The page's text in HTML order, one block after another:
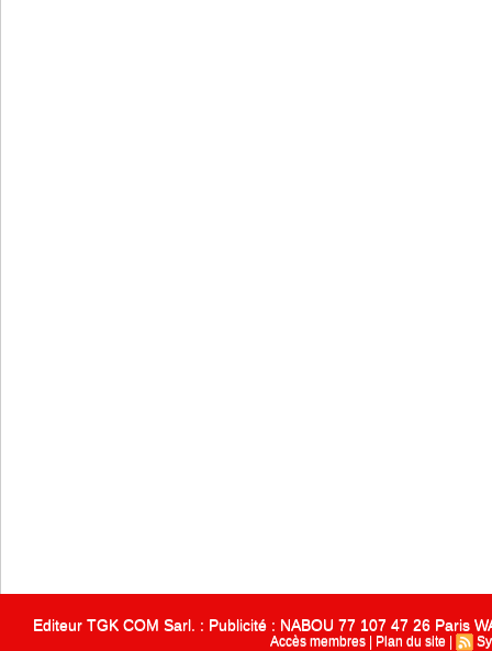
Editeur TGK COM Sarl. : Publicité : NABOU 77 107 47 26 Paris
Accès membres Plan du site